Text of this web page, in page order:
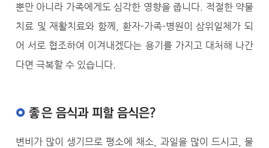
뿐만 아니라 가족에게도 심각한 영향을 줍니다. 적절한 약물
치료 및 재활치료와 함께, 환자-가족-병원이 삼위일체가 되
어 서로 협조하여 이겨내겠다는 용기를 가지고 대처해 나간
다면 극복할 수 있습니다.
좋은 음식과 피할 음식은?
변비가 많이 생기므로 평소에 채소, 과일을 많이 드시고, 물